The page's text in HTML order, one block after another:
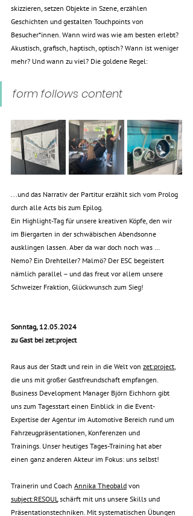
skizzieren, setzen Objekte in Szene, erzählen
Geschichten und gestalten Touchpoints von
Besucher*innen. Wann wird was wie am besten erlebt?
Akustisch, grafisch, haptisch, optisch? Wann ist weniger
mehr? Und wann zu viel? Die goldene Regel:
form follows content
...und das Narrativ der Partitur erzählt sich vom Prolog
durch alle Acts bis zum Epilog.
Ein Highlight-Tag für unsere kreativen Köpfe, den wir
im Biergarten in der schwäbischen Abendsonne
ausklingen lassen. Aber da war doch noch was …
Nemo? Ein Drehteller? Malmö? Der ESC begeistert
nämlich parallel – und das freut vor allem unsere
Schweizer Fraktion, Glückwunsch zum Sieg!
Sonntag, 12.05.2024
zu Gast bei zet:project
Raus aus der Stadt und rein in die Welt von zet:project
die uns mit großer Gastfreundschaft empfangen.
Business Development Manager Björn Eichhorn gibt
uns zum Tagesstart einen Einblick in die Event-
Expertise der Agentur im Automotive Bereich rund um
Fahrzeugpräsentationen, Konferenzen und
Trainings. Unser heutiges Tages-Training hat aber
einen ganz anderen Akteur im Fokus: uns selbst!
Trainerin und Coach Annika Theobald von
subject:RESOUL schärft mit uns unsere Skills und
Präsentationstechniken. Mit systematischen Übungen